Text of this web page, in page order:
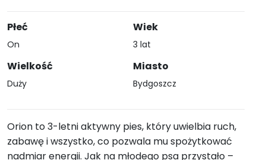
Płeć
On
Wielkość
Duży
Wiek
3 lat
Miasto
Bydgoszcz
Orion to 3-letni aktywny pies, który uwielbia ruch,
zabawę i wszystko, co pozwala mu spożytkować
nadmiar energii. Jak na młodego psa przystało –